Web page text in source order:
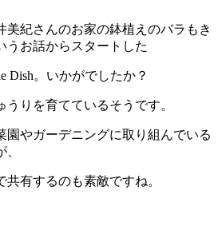
美紀さんのお家の鉢植えのバラもき
うお話からスタートした
Dish。いかがでしたか？
りを育てているそうです。
園やガーデニングに取り組んでいる
有するのも素敵ですね。